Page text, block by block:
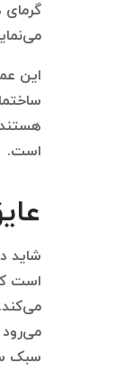
گرمای
این
است.
شاید
است
سبک